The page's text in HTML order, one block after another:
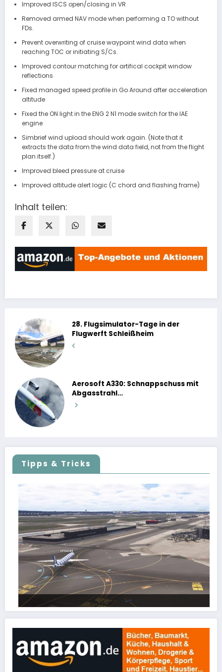
Improved ISCS open/closing in VR
Removed armed NAV mode when performing a TO without
FDs.
Prevent overwriting of cruise waypoint wind data when
reaching TOC or initiating S/Cs.
Improved contour matching for artifical cockpit window
reflections
Fixed managed speed profile in Go Around after acceleration
altitude
Fixed the ON light in the ENG 2 N1 mode switch for the IAE
engine
Simbrief wind upload should work again. (Note that it
extracts the data from the wind data field, not from the flight
plan itself.)
Improved bleed pressure at cruise
Improved altitude alert logic (C chord and flashing frame)
Inhalt teilen:
28. Flugsimulator-Tage in der
Flugwerft Schleißheim
Aerosoft A330: Schnappschuss mit
Abgasstrahl…
Tipps & Tricks
FSLTL Traffic: Tipps und Tricks, damit es klappt!